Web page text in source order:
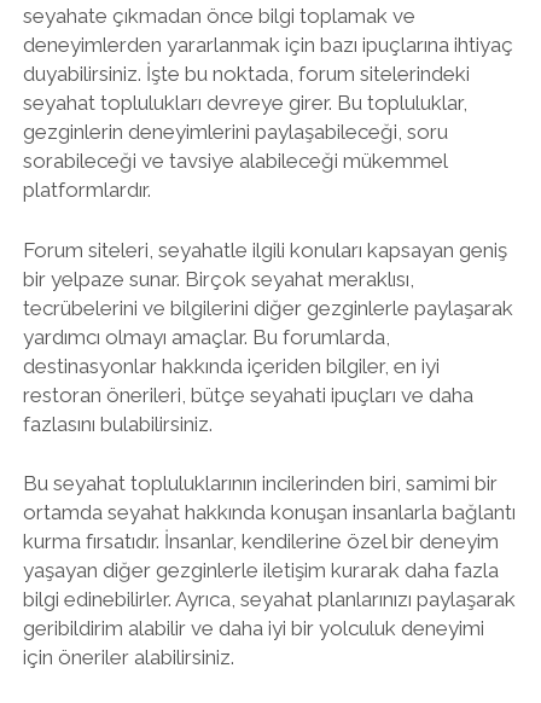
seyahate çıkmadan önce bilgi toplamak ve
deneyimlerden yararlanmak için bazı ipuçlarına ihtiyaç
duyabilirsiniz. İşte bu noktada, forum sitelerindeki
seyahat toplulukları devreye girer. Bu topluluklar,
gezginlerin deneyimlerini paylaşabileceği, soru
sorabileceği ve tavsiye alabileceği mükemmel
platformlardır.
Forum siteleri, seyahatle ilgili konuları kapsayan geniş
bir yelpaze sunar. Birçok seyahat meraklısı,
tecrübelerini ve bilgilerini diğer gezginlerle paylaşarak
yardımcı olmayı amaçlar. Bu forumlarda,
destinasyonlar hakkında içeriden bilgiler, en iyi
restoran önerileri, bütçe seyahati ipuçları ve daha
fazlasını bulabilirsiniz.
Bu seyahat topluluklarının incilerinden biri, samimi bir
ortamda seyahat hakkında konuşan insanlarla bağlantı
kurma fırsatıdır. İnsanlar, kendilerine özel bir deneyim
yaşayan diğer gezginlerle iletişim kurarak daha fazla
bilgi edinebilirler. Ayrıca, seyahat planlarınızı paylaşarak
geribildirim alabilir ve daha iyi bir yolculuk deneyimi
için öneriler alabilirsiniz.